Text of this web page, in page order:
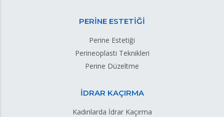
PERİNE ESTETİĞİ
Perine Estetiği
Perineoplasti Teknikleri
Perine Düzeltme
İDRAR KAÇIRMA
Kadınlarda İdrar Kaçırma